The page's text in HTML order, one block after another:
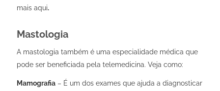
mais aqui.
Mastologia
A mastologia também é uma especialidade médica que
pode ser beneficiada pela telemedicina. Veja como:
Mamografia– É um dos exames que ajuda a diagnosticar